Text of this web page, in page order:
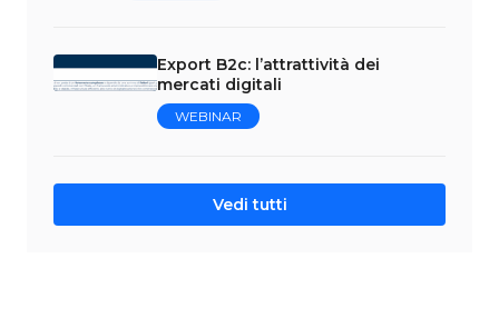
Export B2c: l’attrattività dei
mercati digitali
WEBINAR
Vedi tutti